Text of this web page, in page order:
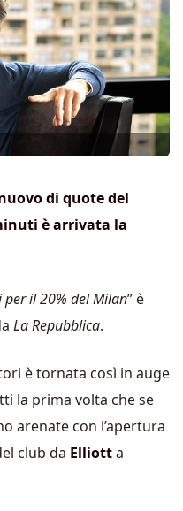
di quote del
è arrivata la
per il 20% del Milan” è
La Repubblica.
è tornata così in auge
la prima volta che se
arenate con l’apertura
club da Elliotta